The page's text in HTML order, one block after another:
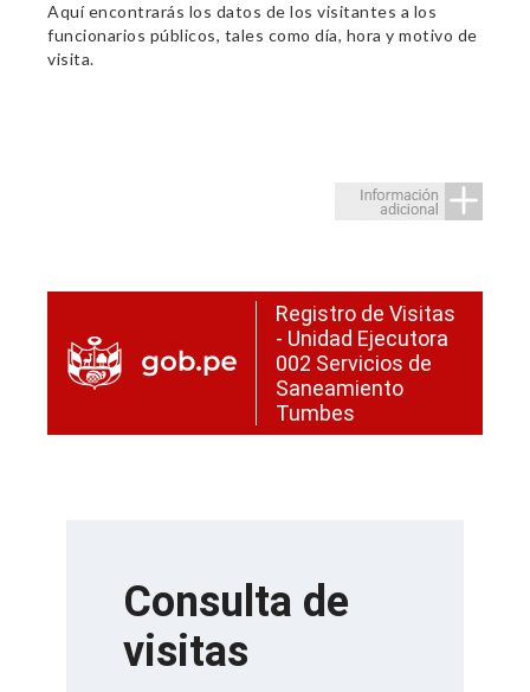
Aquí encontrarás los datos de los visitantes a los
funcionarios públicos, tales como día, hora y motivo de
visita.